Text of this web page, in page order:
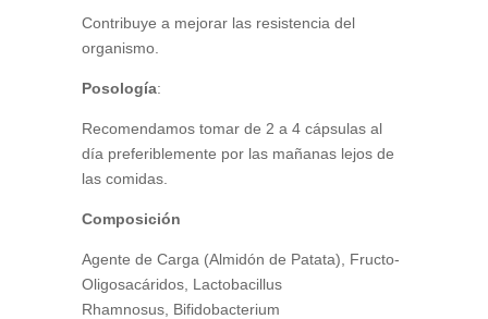
Contribuye a mejorar las resistencia del
organismo.
Posología:
Recomendamos tomar de 2 a 4 cápsulas al
día preferiblemente por las mañanas lejos de
las comidas.
Composición
Agente de Carga (Almidón de Patata), Fructo-
Oligosacáridos, Lactobacillus
Rhamnosus, Bifidobacterium